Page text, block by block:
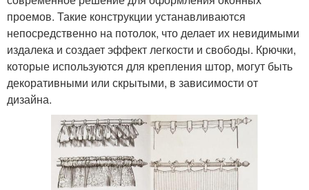
проемов. Такие конструкции устанавливаются
непосредственно на потолок, что делает их невидимыми
издалека и создает эффект легкости и свободы. Крючки,
которые используются для крепления штор, могут быть
декоративными или скрытыми, в зависимости от
дизайна.